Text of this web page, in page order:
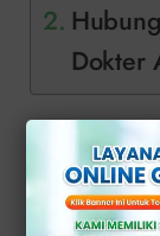
Dokter